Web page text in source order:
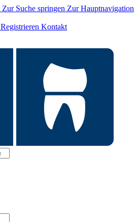
Zur Suche springen Zur Hauptnavigation
Registrieren Kontakt